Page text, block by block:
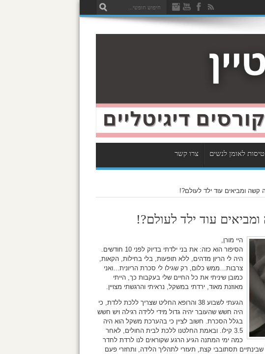
טיסות לאומן לנשים צרו קשר
קשה ומביאים עוד ילד לעולם?!
עוד ילד לעולם?!
היי מורן,
הסיפור הוא כזה: את בני ילדתי בדיוק לפני 10 חודשים.
היה לי הריון מדהים, ללא תופעות, בלי בחילות, הקאות,
צרבות…ממש כלום, רק שגילו לי סכרת הריונית…ואני
כמובן שיניתי את כל החיים שלי בעקבות כך, הייתי
מאוזנת מאוד, ירדתי במשקל, נראיתי והרגשתי מצויין.
הגעתי לשבוע 38 והרופא החליט שצריך ללכת ללדת, כי
היה חשש שהעובר יהיה גדול מידי ללידה רגילה ויש חשש
בגלל הסכרת. חשוב לציין כי בהערכת משקל הוא היה
3.5 קילו. ובאמת החלטנו ללכת לבית החולים, לאחר
כמה ימי המתנה הגיע הרגע שקוראים לנו לרדת לחדר
תסתובבי קצת, תעזרי לתהליך הלידה, ותחזרי פעם